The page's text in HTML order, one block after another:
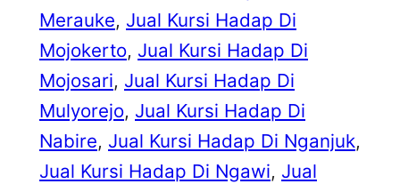
Merauke, Jual Kursi Hadap Di
Mojokerto, Jual Kursi Hadap Di
Mojosari, Jual Kursi Hadap Di
Mulyorejo, Jual Kursi Hadap Di
Nabire, Jual Kursi Hadap Di Nganjuk
Jual Kursi Hadap Di Ngawi, Jual